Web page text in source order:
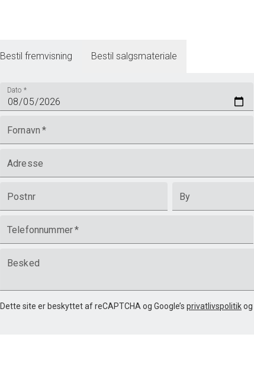
Bestil fremvisning Bestil salgsmateriale
Dato *
Fornavn *
Adresse
Postnr By
Telefonnummer*
Besked
Dette site er beskyttet af reCAPTCHA og Google’s privatlivspolitikog